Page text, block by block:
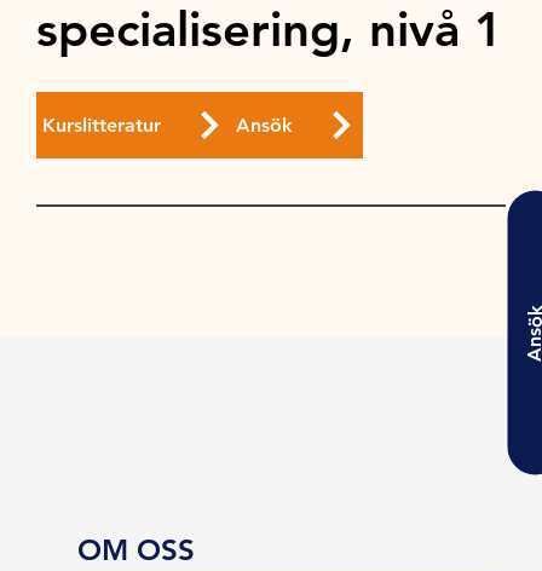
specialisering, nivå 1
Kurslitteratur Ansök
OM OSS